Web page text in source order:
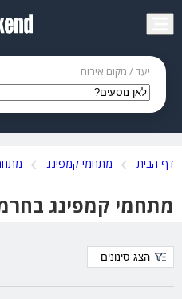
יעד / מקום אירוח
דף הבית מתחמי קמפינג
מתחמי קמפינג
הצג סינונים